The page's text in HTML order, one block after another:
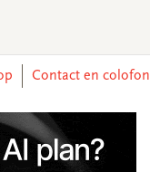
Contact en colofon